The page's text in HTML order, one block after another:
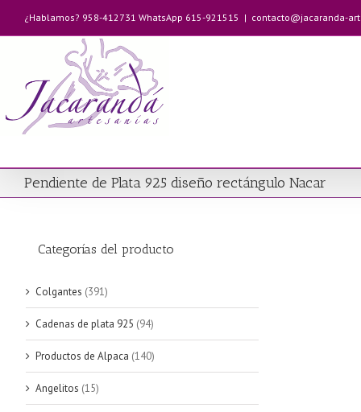
contenido
¿Hablamos? 958-412731 WhatsApp 615-921515 | contacto@jacaranda-
Pendiente de Plata 925 diseño rectángulo Nacar
Categorías del producto
Colgantes (391)
Cadenas de plata 925 (94)
Productos de Alpaca (140)
Angelitos (15)